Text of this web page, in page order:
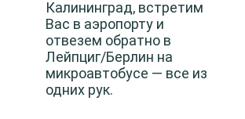
Калининград, встретим
Вас в аэропорту и
отвезем обратно в
Лейпциг/Берлин на
микроавтобусе — все из
одних рук.